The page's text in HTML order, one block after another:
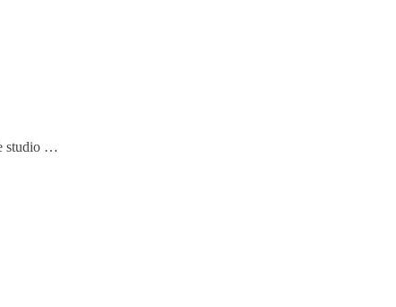
studio …